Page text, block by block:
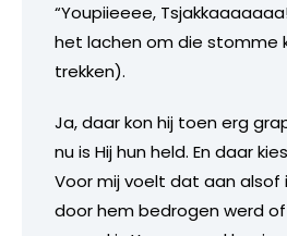
“Youpiieeee,
het lachen om die stomme
trekken).
Ja, daar kon hij toen erg
nu is Hij hun held. En daar
Voor mij voelt dat aan alsof
door hem bedrogen werd